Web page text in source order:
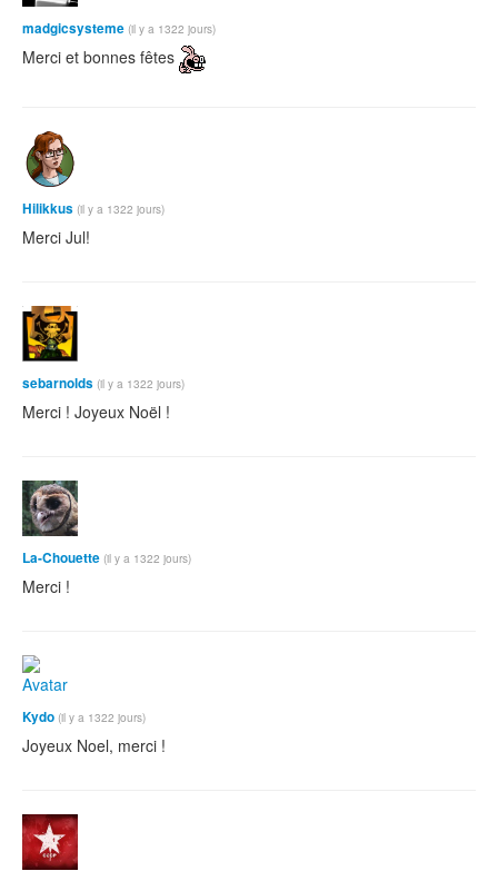
madgicsysteme (il y a 1322 jours)
Merci et bonnes fêtes
Hilikkus (il y a 1322 jours)
Merci Jul!
sebarnolds (il y a 1322 jours)
Merci ! Joyeux Noël !
La-Chouette (il y a 1322 jours)
Merci !
Kydo (il y a 1322 jours)
Joyeux Noel, merci !